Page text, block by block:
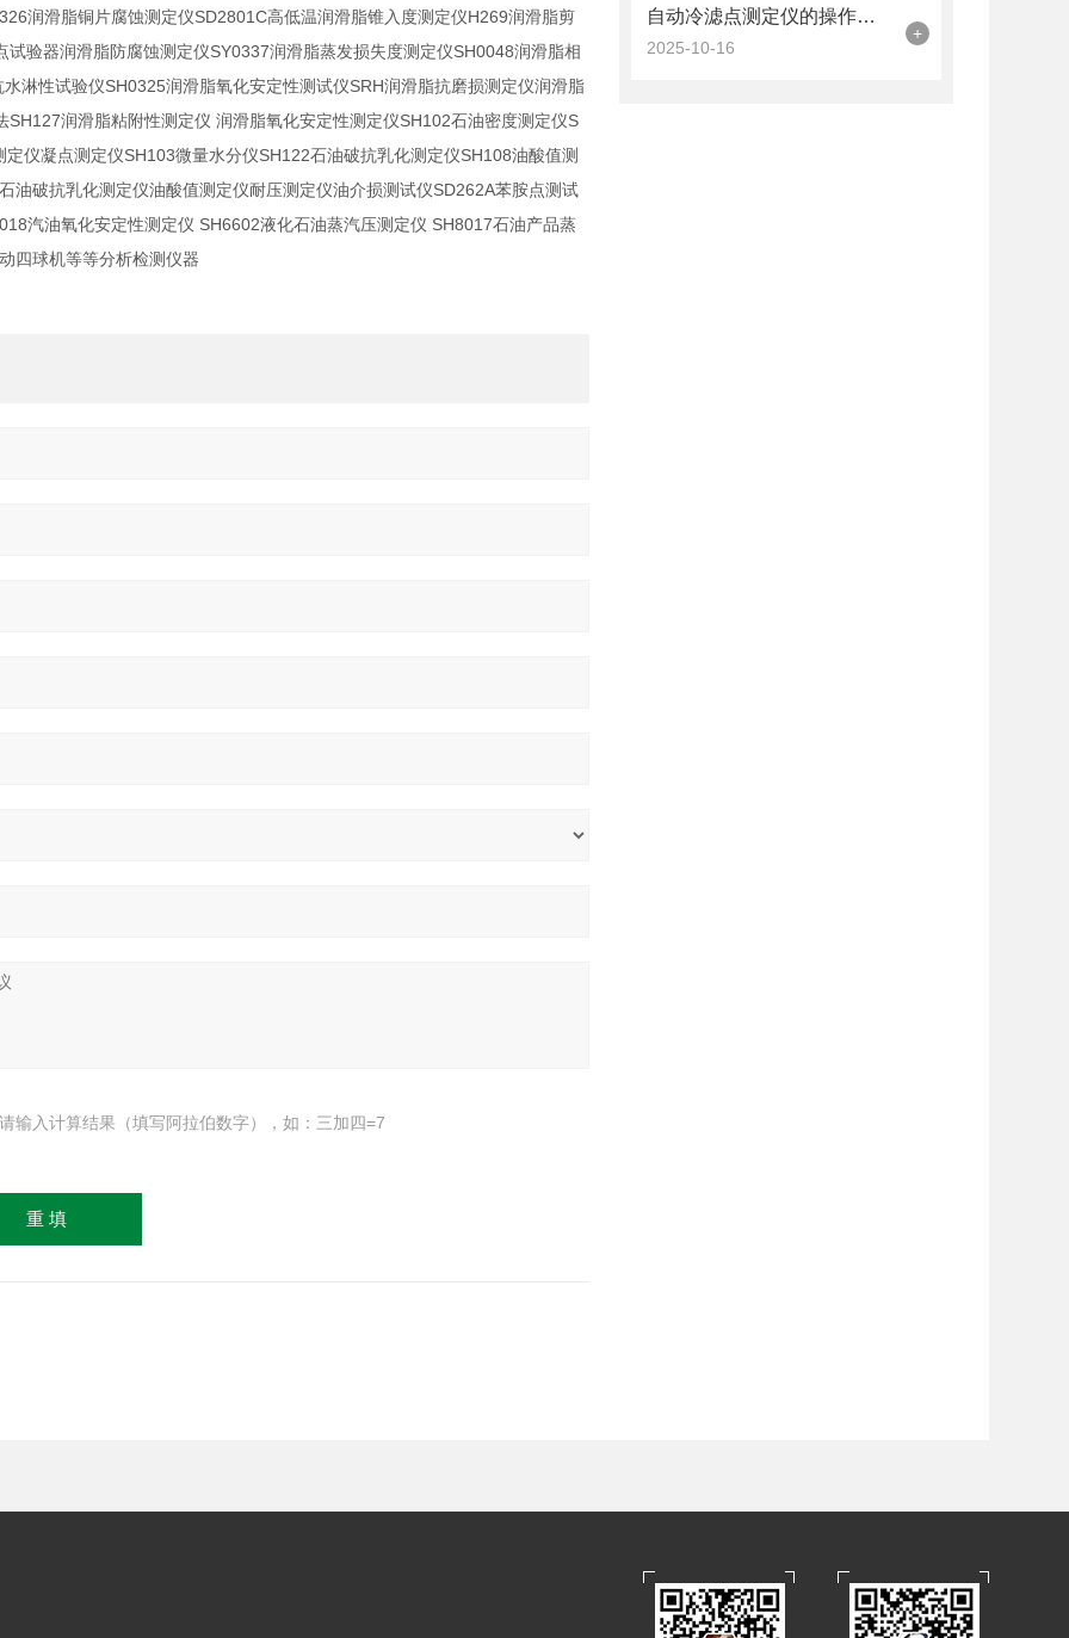
自动冷滤点测定仪的操作技巧与维护建议
2025-10-16
+
润滑脂铜片腐蚀测定仪SD2801C高低温润滑脂锥入度测定仪H269润滑脂剪
试验器润滑脂防腐蚀测定仪SY0337润滑脂蒸发损失度测定仪SH0048润滑脂相
水淋性试验仪SH0325润滑脂氧化安定性测试仪SRH润滑脂抗磨损测定仪润滑脂
SH127润滑脂粘附性测定仪 润滑脂氧化安定性测定仪SH102石油密度测定仪S
定仪凝点测定仪SH103微量水分仪SH122石油破抗乳化测定仪SH108油酸值测
油破抗乳化测定仪油酸值测定仪耐压测定仪油介损测试仪SD262A苯胺点测试
汽油氧化安定性测定仪 SH6602液化石油蒸汽压测定仪 SH8017石油产品蒸
四球机等等分析检测仪器
请输入计算结果（填写阿拉伯数字），如：三加四=7